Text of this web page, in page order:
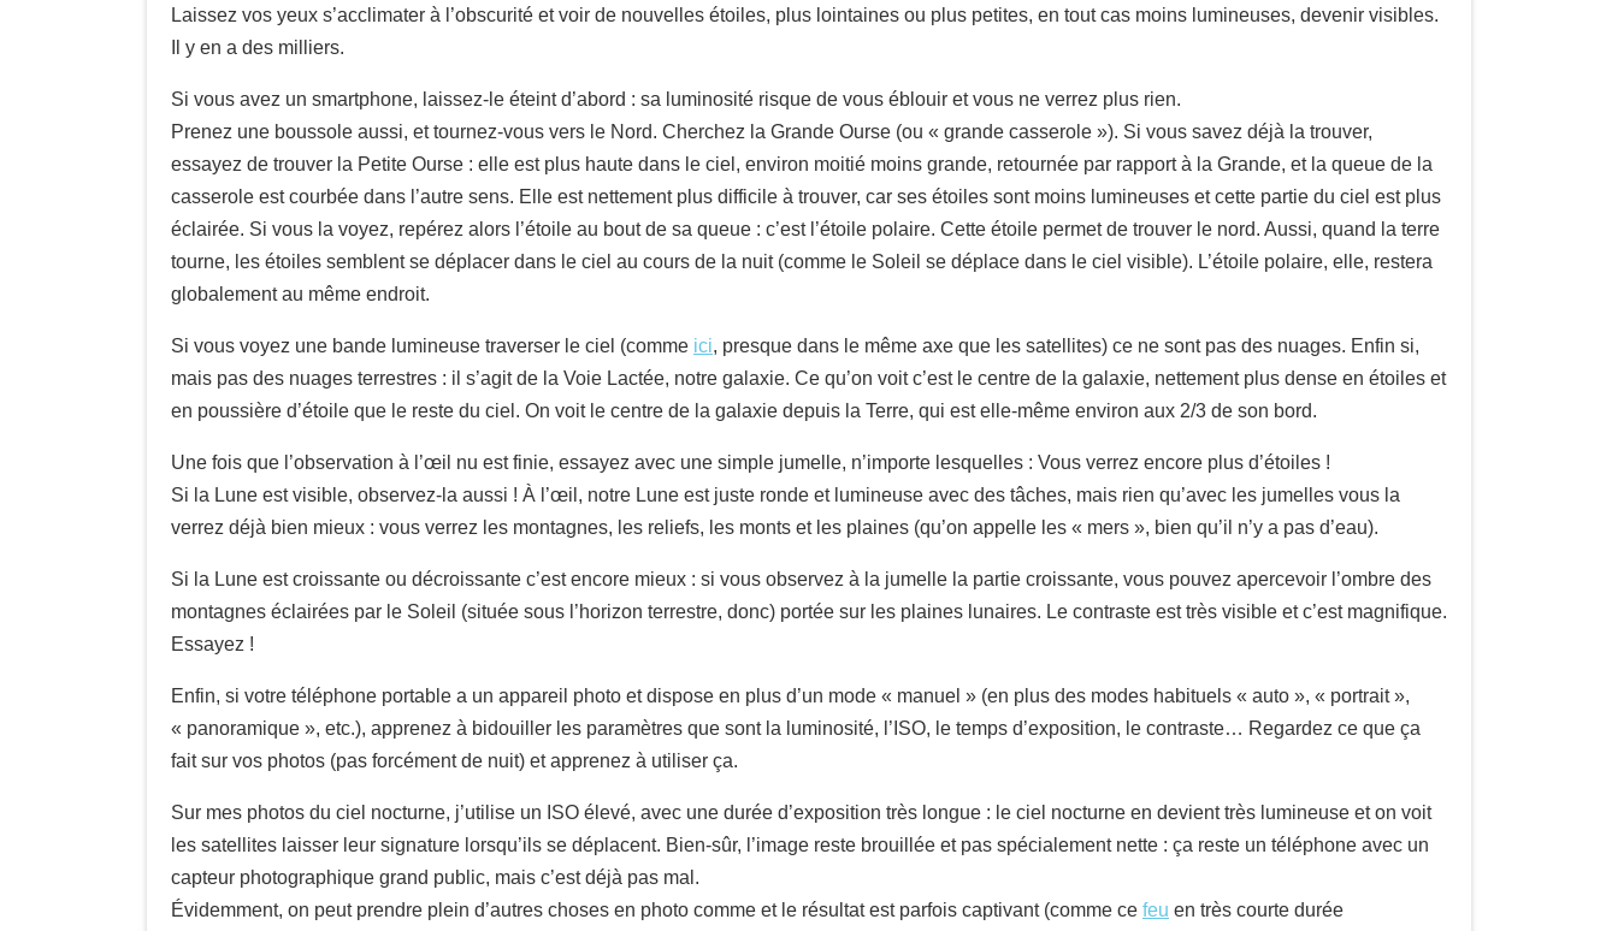
Laissez vos yeux s’acclimater à l’obscurité et voir de nouvelles étoiles, plus lointaines ou plus petites, en tout cas moins lumineuses, devenir visibles.
Il y en a des milliers.
Si vous avez un smartphone, laissez-le éteint d’abord : sa luminosité risque de vous éblouir et vous ne verrez plus rien.
Prenez une boussole aussi, et tournez-vous vers le Nord. Cherchez la Grande Ourse (ou « grande casserole »). Si vous savez déjà la trouver,
essayez de trouver la Petite Ourse : elle est plus haute dans le ciel, environ moitié moins grande, retournée par rapport à la Grande, et la queue de la
casserole est courbée dans l’autre sens. Elle est nettement plus difficile à trouver, car ses étoiles sont moins lumineuses et cette partie du ciel est plus
éclairée. Si vous la voyez, repérez alors l’étoile au bout de sa queue : c’est l’étoile polaire. Cette étoile permet de trouver le nord. Aussi, quand la terre
tourne, les étoiles semblent se déplacer dans le ciel au cours de la nuit (comme le Soleil se déplace dans le ciel visible). L’étoile polaire, elle, restera
globalement au même endroit.
Si vous voyez une bande lumineuse traverser le ciel (comme ici, presque dans le même axe que les satellites) ce ne sont pas des nuages. Enfin si,
mais pas des nuages terrestres : il s’agit de la Voie Lactée, notre galaxie. Ce qu’on voit c’est le centre de la galaxie, nettement plus dense en étoiles et
en poussière d’étoile que le reste du ciel. On voit le centre de la galaxie depuis la Terre, qui est elle-même environ aux 2/3 de son bord.
Une fois que l’observation à l’œil nu est finie, essayez avec une simple jumelle, n’importe lesquelles : Vous verrez encore plus d’étoiles !
Si la Lune est visible, observez-la aussi ! À l’œil, notre Lune est juste ronde et lumineuse avec des tâches, mais rien qu’avec les jumelles vous la
verrez déjà bien mieux : vous verrez les montagnes, les reliefs, les monts et les plaines (qu’on appelle les « mers », bien qu’il n’y a pas d’eau).
Si la Lune est croissante ou décroissante c’est encore mieux : si vous observez à la jumelle la partie croissante, vous pouvez apercevoir l’ombre des
montagnes éclairées par le Soleil (située sous l’horizon terrestre, donc) portée sur les plaines lunaires. Le contraste est très visible et c’est magnifique.
Essayez !
Enfin, si votre téléphone portable a un appareil photo et dispose en plus d’un mode « manuel » (en plus des modes habituels « auto », « portrait »,
« panoramique », etc.), apprenez à bidouiller les paramètres que sont la luminosité, l’ISO, le temps d’exposition, le contraste… Regardez ce que ça
fait sur vos photos (pas forcément de nuit) et apprenez à utiliser ça.
Sur mes photos du ciel nocturne, j’utilise un ISO élevé, avec une durée d’exposition très longue : le ciel nocturne en devient très lumineuse et on voit
les satellites laisser leur signature lorsqu’ils se déplacent. Bien-sûr, l’image reste brouillée et pas spécialement nette : ça reste un téléphone avec un
capteur photographique grand public, mais c’est déjà pas mal.
Évidemment, on peut prendre plein d’autres choses en photo comme et le résultat est parfois captivant (comme ce feu en très courte durée